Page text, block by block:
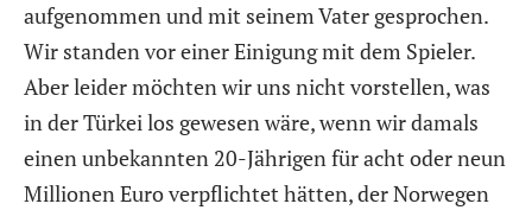
aufgenommen und mit seinem Vater gesprochen.
Wir standen vor einer Einigung mit dem Spieler.
Aber leider möchten wir uns nicht vorstellen, was
in der Türkei los gewesen wäre, wenn wir damals
einen unbekannten 20-Jährigen für acht oder neun
Millionen Euro verpflichtet hätten, der Norwegen